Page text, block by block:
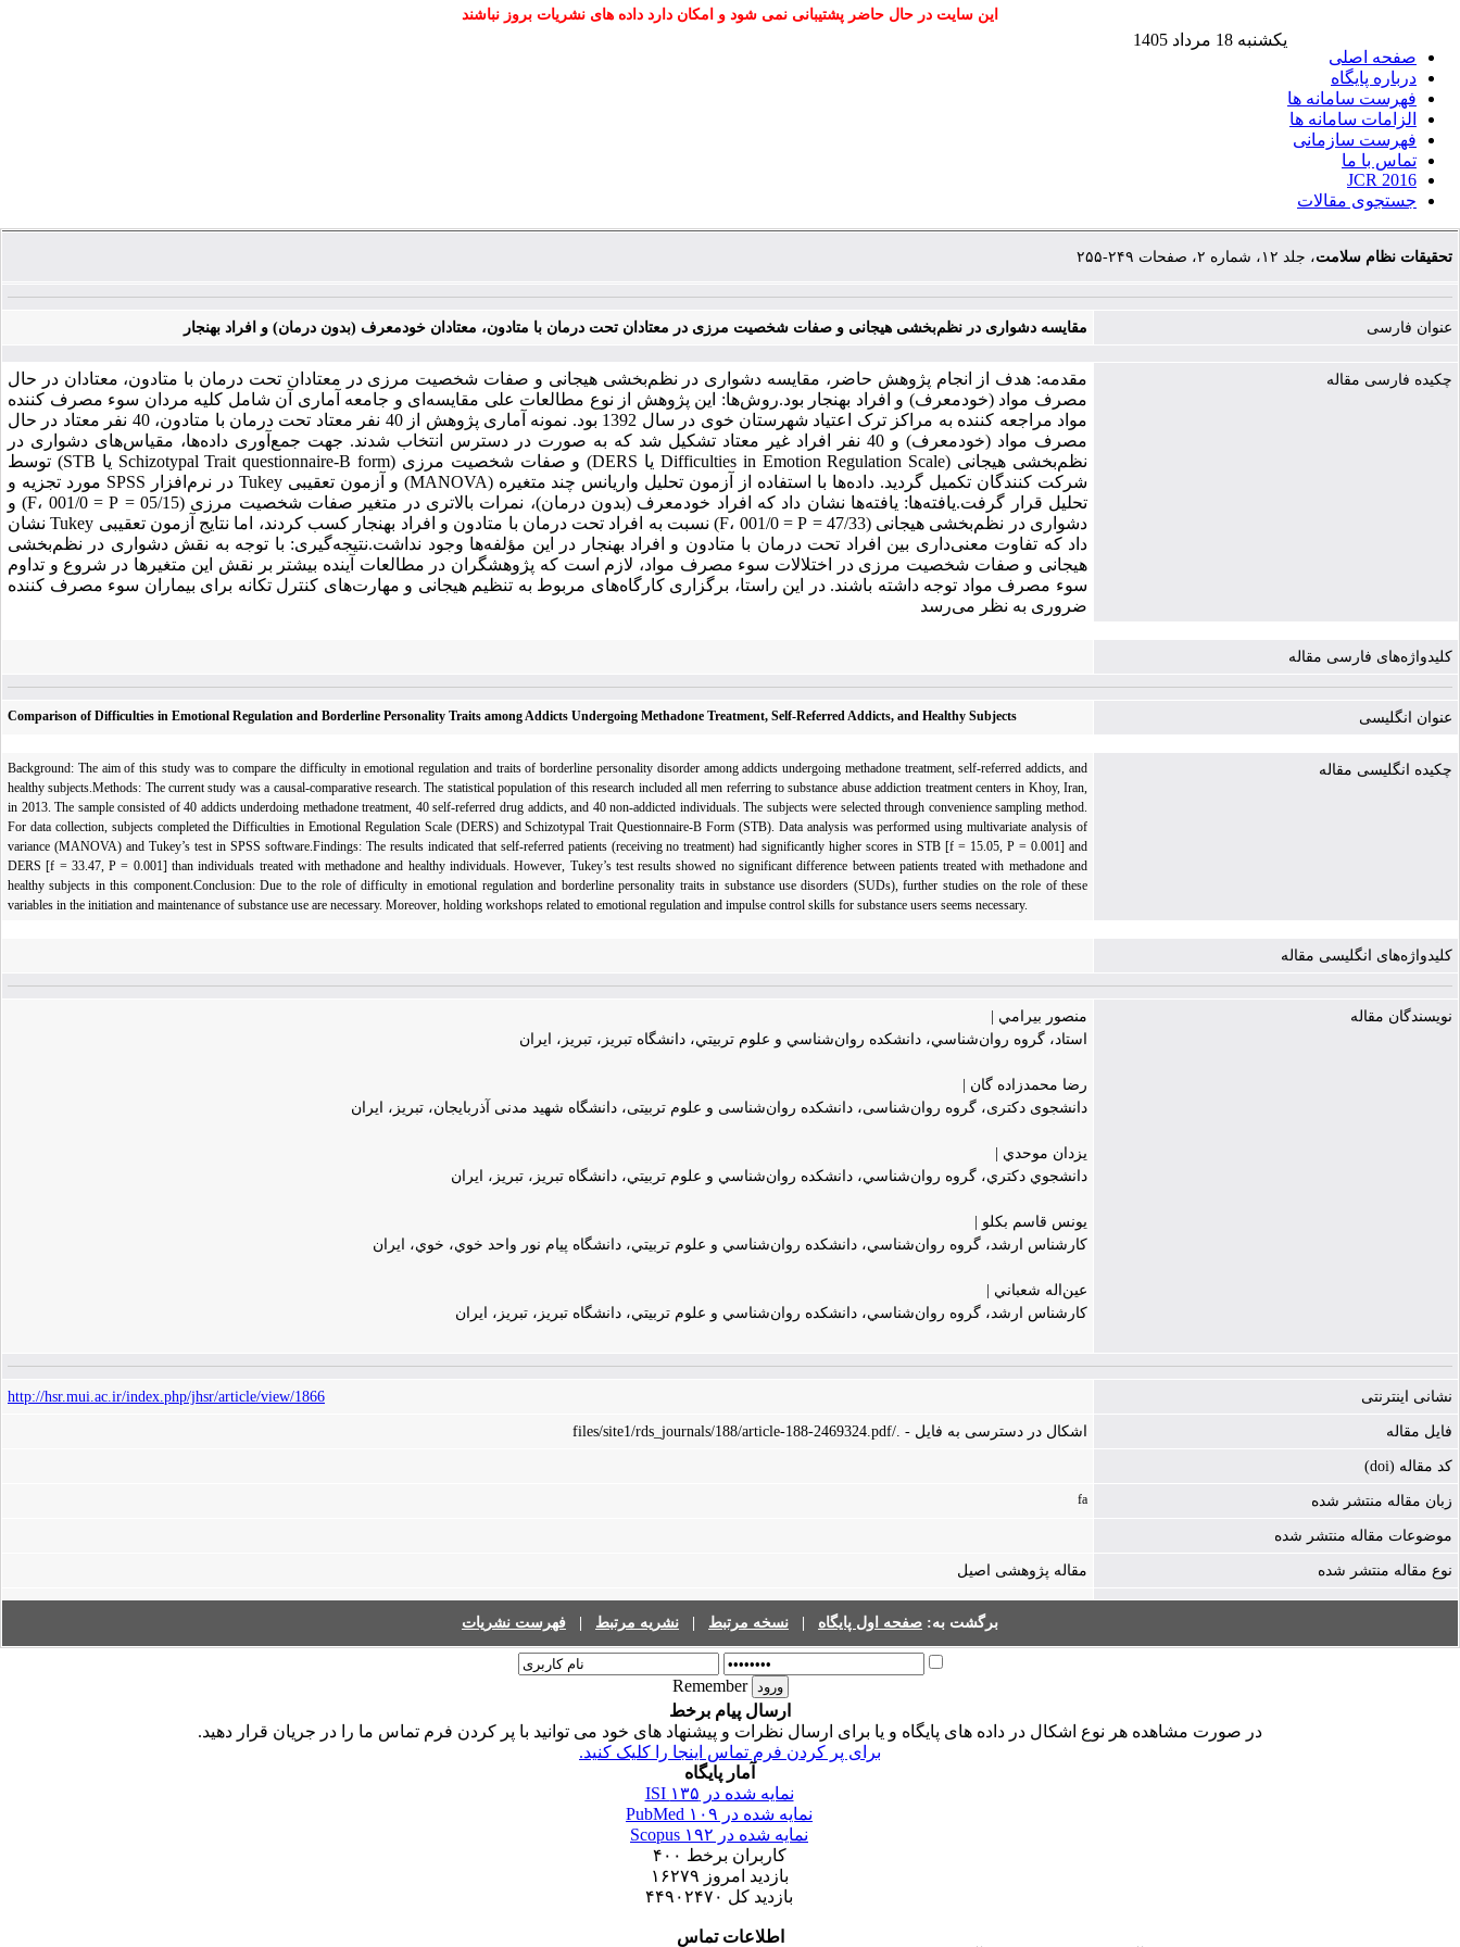
این سایت در حال حاضر پشتیبانی نمی شود و امکان دارد داده های نشریات بروز نباشند
صفحه اصلی
درباره پایگاه
فهرست سامانه ها
الزامات سامانه ها
فهرست سازمانی
تماس با ما
JCR 2016
جستجوی مقالات
یکشنبه 18 مرداد 1405
تحقیقات نظام سلامت، جلد ۱۲، شماره ۲، صفحات ۲۴۹-۲۵۵
عنوان فارسی مقایسه دشواری در نظم‌بخشی هیجانی و صفات شخصیت مرزی در معتادان تحت درمان با متادون، معتادان خودمعرف (بدون درمان) و افراد بهنجار
چکیده فارسی مقاله
مقدمه: هدف از انجام پژوهش حاضر، مقایسه دشواری در نظم‌بخشی هیجانی و صفات شخصیت مرزی در معتادان تحت درمان با متادون، معتادان در حال
مصرف مواد (خودمعرف) و افراد بهنجار بود.روش‌ها: این پژوهش از نوع مطالعات علی مقایسه‌ای و جامعه آماری آن شامل کلیه مردان سوء مصرف کننده
مواد مراجعه کننده به مراکز ترک اعتیاد شهرستان خوی در سال 1392 بود. نمونه آماری پژوهش از 40 نفر معتاد تحت درمان با متادون، 40 نفر معتاد در حال
مصرف مواد (خودمعرف) و 40 نفر افراد غیر معتاد تشکیل شد که به صورت در دسترس انتخاب شدند. جهت جمع‌آوری داده‌ها، مقیاس‌های دشواری در
نظم‌بخشی هیجانی (Difficulties in Emotion Regulation Scale یا DERS) و صفات شخصیت مرزی (Schizotypal Trait questionnaire-B form یا STB) توسط
شرکت کنندگان تکمیل گردید. داده‌ها با استفاده از آزمون‌ تحلیل واریانس چند متغیره (MANOVA) و آزمون تعقیبی Tukey در نرم‌افزار SPSS مورد تجزیه و
تحلیل قرار گرفت.یافته‌ها: یافته‌ها نشان داد که افراد خودمعرف (بدون درمان)، نمرات بالاتری در متغیر صفات شخصیت مرزی (05/15 = F، 001/0 = P) و
دشواری در نظم‌بخشی هیجانی (47/33 = F، 001/0 = P) نسبت به افراد تحت درمان با متادون و افراد بهنجار کسب کردند، اما نتایج آزمون تعقیبی Tukey نشان
داد که تفاوت معنی‌داری بین افراد تحت درمان با متادون و افراد بهنجار در این مؤلفه‌ها وجود نداشت.نتیجه‌گیری: با توجه به نقش دشواری در نظم‌بخشی
هیجانی و صفات شخصیت مرزی در اختلالات سوء مصرف مواد، لازم است که پژوهشگران در مطالعات آینده بیشتر بر نقش این متغیرها در شروع و تداوم
سوء مصرف مواد توجه داشته باشند. در این راستا، برگزاری کارگاه‌های مربوط به تنظیم هیجانی و مهارت‌های کنترل تکانه برای بیماران سوء مصرف کننده
ضروری به نظر می‌رسد
کلیدواژه‌های فارسی مقاله
عنوان انگلیسی Comparison of Difficulties in Emotional Regulation and Borderline Personality Traits among Addicts Undergoing Methadone Treatment, Self-Referred Addicts, and Healthy Subjects
چکیده انگلیسی مقاله
Background: The aim of this study was to compare the difficulty in emotional regulation and traits of borderline personality disorder among addicts undergoing methadone treatment, self-referred addicts, and
healthy subjects.Methods: The current study was a causal-comparative research. The statistical population of this research included all men referring to substance abuse addiction treatment centers in Khoy, Iran,
in 2013. The sample consisted of 40 addicts underdoing methadone treatment, 40 self-referred drug addicts, and 40 non-addicted individuals. The subjects were selected through convenience sampling method.
For data collection, subjects completed the Difficulties in Emotional Regulation Scale (DERS) and Schizotypal Trait Questionnaire-B Form (STB). Data analysis was performed using multivariate analysis of
variance (MANOVA) and Tukey’s test in SPSS software.Findings: The results indicated that self-referred patients (receiving no treatment) had significantly higher scores in STB [f = 15.05, P = 0.001] and
DERS [f = 33.47, P = 0.001] than individuals treated with methadone and healthy individuals. However, Tukey’s test results showed no significant difference between patients treated with methadone and
healthy subjects in this component.Conclusion: Due to the role of difficulty in emotional regulation and borderline personality traits in substance use disorders (SUDs), further studies on the role of these
variables in the initiation and maintenance of substance use are necessary. Moreover, holding workshops related to emotional regulation and impulse control skills for substance users seems necessary.
کلیدواژه‌های انگلیسی مقاله
نویسندگان مقاله
منصور بيرامي |
استاد، گروه روان‌شناسي، دانشکده روان‌شناسي و علوم تربيتي، دانشگاه تبريز، تبريز، ايران
رضا محمدزاده گان |
دانشجوی دکتری، گروه روان‌شناسی، دانشکده روان‌شناسی و علوم تربیتی، دانشگاه شهید مدنی آذربایجان، تبریز، ایران
يزدان موحدي |
دانشجوي دکتري، گروه روان‌شناسي، دانشکده روان‌شناسي و علوم تربيتي، دانشگاه تبريز، تبريز، ايران
يونس قاسم بکلو |
کارشناس ارشد، گروه روان‌شناسي، دانشکده روان‌شناسي و علوم تربيتي، دانشگاه پيام نور واحد خوي، خوي، ايران
عين‌اله شعباني |
کارشناس ارشد، گروه روان‌شناسي، دانشکده روان‌شناسي و علوم تربيتي، دانشگاه تبريز، تبريز، ايران
نشانی اینترنتی http://hsr.mui.ac.ir/index.php/jhsr/article/view/1866
فایل مقاله اشکال در دسترسی به فایل - ./files/site1/rds_journals/188/article-188-2469324.pdf
کد مقاله (doi)
زبان مقاله منتشر شده fa
موضوعات مقاله منتشر شده
نوع مقاله منتشر شده مقاله پژوهشی اصیل
برگشت به: صفحه اول پایگاه نسخه مرتبط نشریه مرتبط فهرست نشریات
Remember
ارسال پیام برخط
در صورت مشاهده هر نوع اشکال در داده های پایگاه و یا برای ارسال نظرات و پیشنهاد های خود می توانید با پر کردن فرم تماس ما را در جریان قرار دهید.
برای پر کردن فرم تماس اینجا را کلیک کنید.
آمار پایگاه
نمایه شده در ISI ۱۳۵
نمایه شده در PubMed ۱۰۹
نمایه شده در Scopus ۱۹۲
کاربران برخط ۴۰۰
بازدید امروز ۱۶۲۷۹
بازدید کل ۴۴۹۰۲۴۷۰
اطلاعات تماس